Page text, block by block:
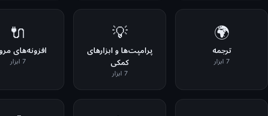
🌍
ترجمه
7 ابزار
💡
پرامپت‌ها و ابزارهای
کمکی
7 ابزار
🔌
افزونه‌های
7 ابزار